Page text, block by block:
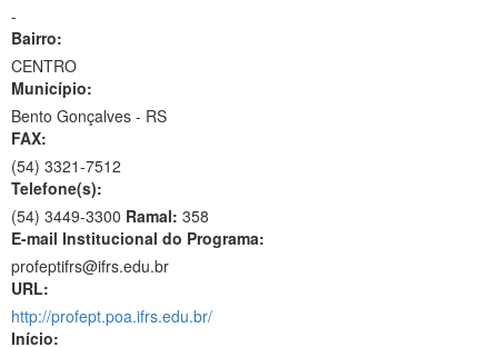
-
Bairro:
CENTRO
Município:
Bento Gonçalves - RS
FAX:
(54) 3321-7512
Telefone(s):
(54) 3449-3300 Ramal: 358
E-mail Institucional do Programa:
profeptifrs@ifrs.edu.br
URL:
http://profept.poa.ifrs.edu.br/
Início: